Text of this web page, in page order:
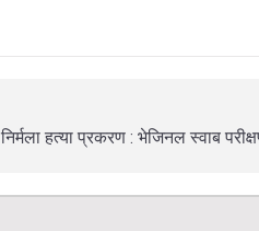
निर्मला हत्या प्रकरण : भेजिनल स्वाब